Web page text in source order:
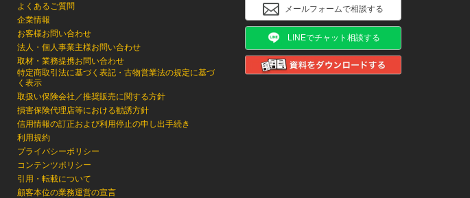
よくあるご質問
企業情報
お客様お問い合わせ
法人・個人事業主様お問い合わせ
取材・業務提携お問い合わせ
特定商取引法に基づく表記・古物営業法の規定に基づ
く表示
取扱い保険会社／推奨販売に関する方針
損害保険代理店等における勧誘方針
信用情報の訂正および利用停止の申し出手続き
利用規約
プライバシーポリシー
コンテンツポリシー
引用・転載について
顧客本位の業務運営の宣言
メールフォームで相談する
LINEでチャット相談する